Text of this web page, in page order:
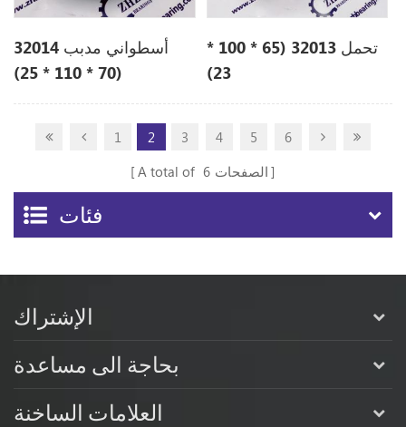
أسطواني مدبب 32014
(70 * 110 * 25)
تحمل 32013 (65 * 100 *
23)
1 2 3 4 5
6
A total of 6 الصفحات
فئات
الإشتراك
بحاجة الى مساعدة
العلامات الساخنة